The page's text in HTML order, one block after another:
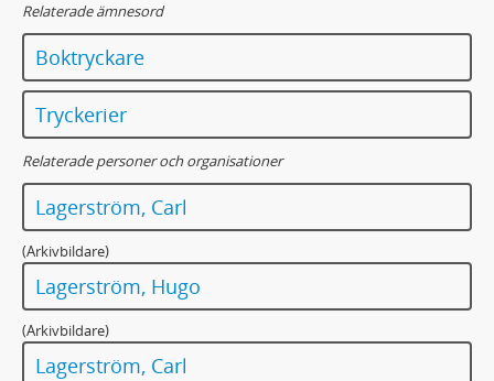
Relaterade ämnesord
Boktryckare
Tryckerier
Relaterade personer och organisationer
Lagerström, Carl
(Arkivbildare)
Lagerström, Hugo
(Arkivbildare)
Lagerström, Carl